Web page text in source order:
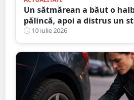
Un sătmărean a băut o
pălincă, apoi a distrus un
electricitate
10 iulie 2026